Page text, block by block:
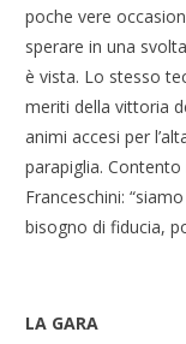
poche vere
sperare in una
è vista. Lo stesso
meriti della vittoria
animi accesi per
parapiglia.
Franceschini:
bisogno di fiducia,
LA GARA